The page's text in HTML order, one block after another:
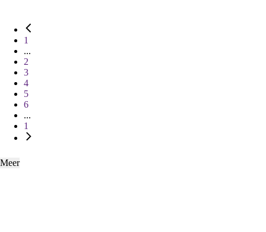
1
...
2
3
4
5
6
...
1
Meer